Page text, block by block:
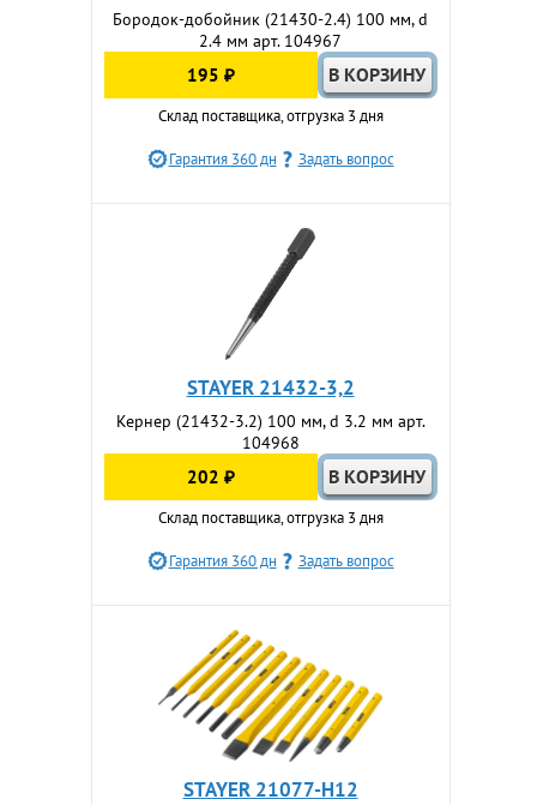
Бородок-добойник (21430-2.4) 100 мм, d
2.4 мм арт. 104967
195 ₽
Склад поставщика, отгрузка 3 дня
Гарантия 360 дн Задать вопрос
STAYER 21432-3,2
Кернер (21432-3.2) 100 мм, d 3.2 мм арт.
104968
202 ₽
Склад поставщика, отгрузка 3 дня
Гарантия 360 дн Задать вопрос
STAYER 21077-H12